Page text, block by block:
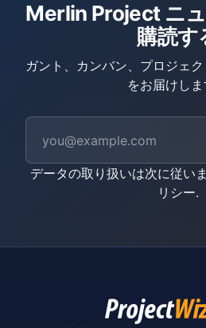
Merlin Project ニ
購読す
ガント、カンバン、プロジェ
をお届けしま
データの取り扱いは次に従い
リシー.